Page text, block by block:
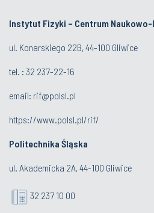
Instytut Fizyki – Centrum
ul. Konarskiego 22B, 44-100 Gliwice
tel. : 32 237-22-16
email: rif@polsl.pl
https://www.polsl.pl/rif/
Politechnika Śląska
ul. Akademicka 2A, 44-100 Gliwice
32 237 10 00